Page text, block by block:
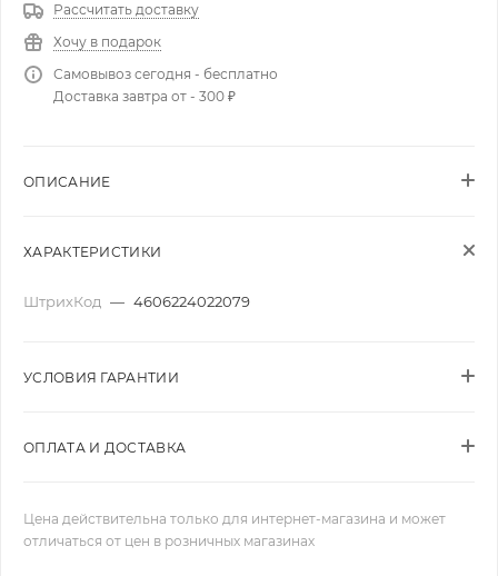
Рассчитать доставку
Хочу в подарок
Самовывоз сегодня - бесплатно
Доставка завтра от - 300 ₽
ОПИСАНИЕ
ХАРАКТЕРИСТИКИ
ШтрихКод — 4606224022079
УСЛОВИЯ ГАРАНТИИ
ОПЛАТА И ДОСТАВКА
Цена действительна только для интернет-магазина и может
отличаться от цен в розничных магазинах